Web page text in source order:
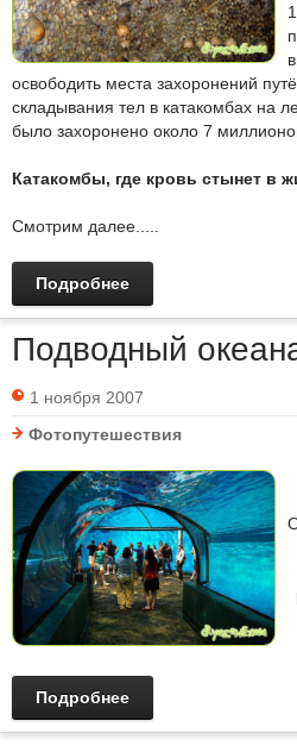
освободить места захоронений
складывания тел в катакомбах на
было захоронено около 7
Катакомбы, где кровь стынет в
Смотрим далее.....
Подробнее
Подводный
1 ноября 2007
Фотопутешествия
Подробнее